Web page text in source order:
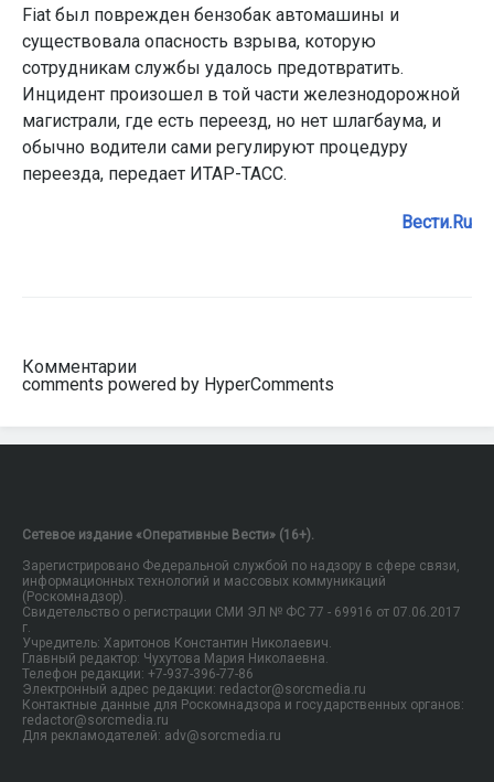
Fiat был поврежден бензобак автомашины и
существовала опасность взрыва, которую
сотрудникам службы удалось предотвратить.
Инцидент произошел в той части железнодорожной
магистрали, где есть переезд, но нет шлагбаума, и
обычно водители сами регулируют процедуру
переезда, передает ИТАР-ТАСС.
Вести.Ru
Комментарии
comments powered by HyperComments
Сетевое издание «Оперативные Вести» (16+).
Зарегистрировано Федеральной службой по надзору в сфере связи,
информационных технологий и массовых коммуникаций
(Роскомнадзор).
Свидетельство о регистрации СМИ ЭЛ № ФС 77 - 69916 от 07.06.2017
г.
Учредитель: Харитонов Константин Николаевич.
Главный редактор: Чухутова Мария Николаевна.
Телефон редакции: +7-937-396-77-86
Электронный адрес редакции: redactor@sorcmedia.ru
Контактные данные для Роскомнадзора и государственных органов:
redactor@sorcmedia.ru
Для рекламодателей: adv@sorcmedia.ru